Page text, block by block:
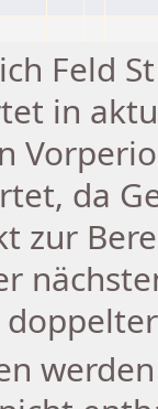
Feld
in
da
zur